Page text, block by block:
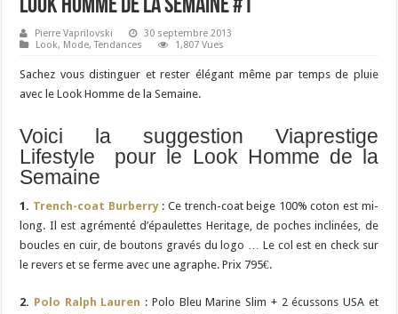
Look Homme de la Semaine #1
Pierre Vaprilovski
30 septembre 2013
Look, Mode,Tendances 1,807 Vues
Sachez vous distinguer et rester élégant même par temps de pluie
avec le Look Homme de la Semaine.
Voici la suggestion Viaprestige
Lifestyle pour le Look Homme de la
Semaine
1. Trench-coat Burberry: Ce trench-coat beige 100% coton est mi-
long. Il est agrémenté d’épaulettes Heritage, de poches inclinées, de
boucles en cuir, de boutons gravés du logo … Le col est en check sur
le revers et se ferme avec une agraphe. Prix 795€.
2. Polo Ralph Lauren : Polo Bleu Marine Slim + 2 écussons USA et